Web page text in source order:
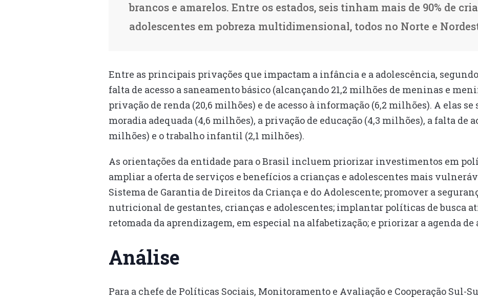
brancos e amarelos. Entre os estados, seis tinham mais de 90% de
adolescentes em pobreza multidimensional, todos no Norte e
Entre as principais privações que impactam a infância e a adolescência,
falta de acesso a saneamento básico (alcançando 21,2 milhões de meninas e
privação de renda (20,6 milhões) e de acesso à informação (6,2 milhões). A elas se
moradia adequada (4,6 milhões), a privação de educação (4,3 milhões), a falta de
milhões) e o trabalho infantil (2,1 milhões).
As orientações da entidade para o Brasil incluem priorizar investimentos em
ampliar a oferta de serviços e benefícios a crianças e adolescentes mais
Sistema de Garantia de Direitos da Criança e do Adolescente; promover a
nutricional de gestantes, crianças e adolescentes; implantar políticas de busca
retomada da aprendizagem, em especial na alfabetização; e priorizar a agenda de
Análise
Para a chefe de Políticas Sociais, Monitoramento e Avaliação e Cooperação Sul-